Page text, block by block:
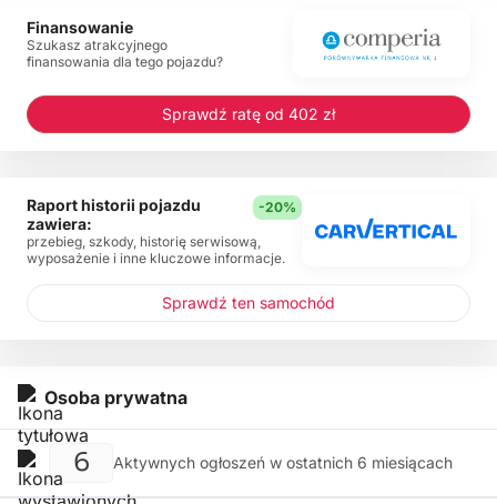
Osoba prywatna
6 Aktywnych ogłoszeń w ostatnich 6 miesiącach
Finansowanie
Szukasz atrakcyjnego
finansowania dla tego pojazdu?
Sprawdź ratę od 402 zł
Raport historii pojazdu
zawiera:
-20%
przebieg, szkody, historię serwisową,
wyposażenie i inne kluczowe informacje.
Sprawdź ten samochód